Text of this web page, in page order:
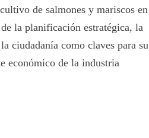
de salmones y mariscos en
la planificación estratégica, la
ciudadanía como claves para su
económico de la industria